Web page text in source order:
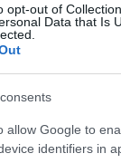
opt-out of
Data that Is
allow Google to
identifiers in
con soja,
Su
y
ingredientes